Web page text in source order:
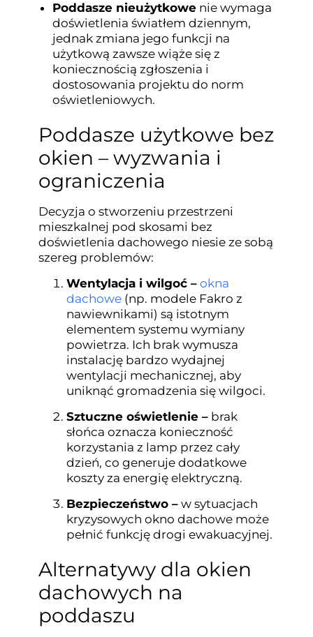
Poddasze nieużytkowenie wymaga
doświetlenia światłem dziennym,
jednak zmiana jego funkcji na
użytkową zawsze wiąże się z
koniecznością zgłoszenia i
dostosowania projektu do norm
oświetleniowych.
Poddasze użytkowe bez
okien – wyzwania i
ograniczenia
Decyzja o stworzeniu przestrzeni
mieszkalnej pod skosami bez
doświetlenia dachowego niesie ze sobą
szereg problemów:
Wentylacja i wilgoć – okna
dachowe(np. modele Fakro z
nawiewnikami) są istotnym
elementem systemu wymiany
powietrza. Ich brak wymusza
instalację bardzo wydajnej
wentylacji mechanicznej, aby
uniknąć gromadzenia się wilgoci.
Sztuczne oświetlenie –brak
słońca oznacza konieczność
korzystania z lamp przez cały
dzień, co generuje dodatkowe
koszty za energię elektryczną.
Bezpieczeństwo –w sytuacjach
kryzysowych okno dachowe może
pełnić funkcję drogi ewakuacyjnej.
Alternatywy dla okien
dachowych na
poddaszu